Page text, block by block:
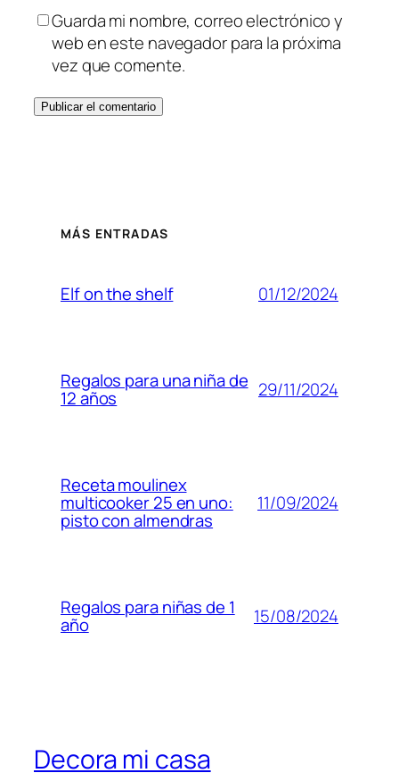
Guarda mi nombre, correo electrónico y
web en este navegador para la próxima
vez que comente.
MÁS ENTRADAS
Elf on the shelf 01/12/2024
Regalos para una niña de
12 años 29/11/2024
Receta moulinex
multicooker 25 en uno:
pisto con almendras
11/09/2024
Regalos para niñas de 1
año 15/08/2024
Decora mi casa